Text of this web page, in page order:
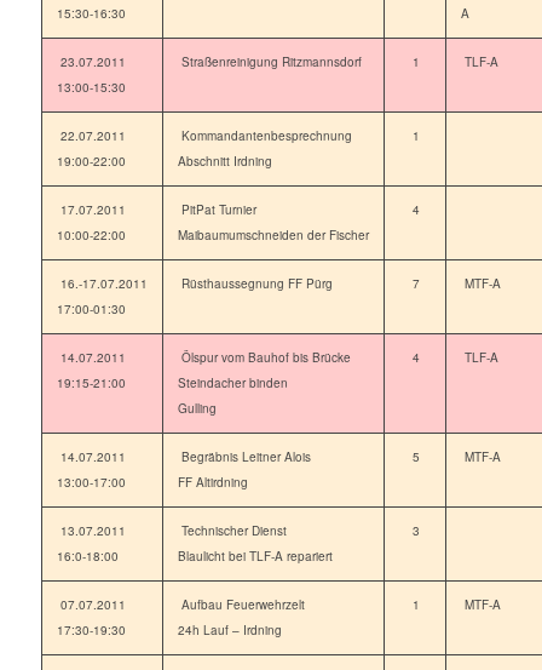
15:30-16:30
A
23.07.2011
13:00-15:30
Straßenreinigung Ritzmannsdorf 1 TLF-A
22.07.2011
19:00-22:00
Kommandantenbesprechnung
Abschnitt Irdning
1
17.07.2011
10:00-22:00
PitPat Turnier
Maibaumumschneiden der Fischer
4
16.-17.07.2011
17:00-01:30
Rüsthaussegnung FF Pürg 7 MTF-A
14.07.2011
19:15-21:00
Ölspur vom Bauhof bis Brücke
Steindacher binden
Gulling
4 TLF-A
14.07.2011
13:00-17:00
Begräbnis Leitner Alois
FF Altirdning
5 MTF-A
13.07.2011
16:0-18:00
Technischer Dienst
Blaulicht bei TLF-A repariert
3
07.07.2011
17:30-19:30
Aufbau Feuerwehrzelt
24h Lauf – Irdning
1 MTF-A